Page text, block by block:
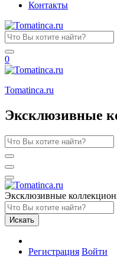
Контакты
0
Tomatinсa.ru
Эксклюзивные
Эксклюзивные
Искать
Регистрация Войти